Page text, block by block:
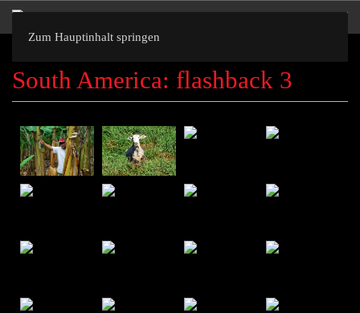
Zum Hauptinhalt springen
South America: flashback 3